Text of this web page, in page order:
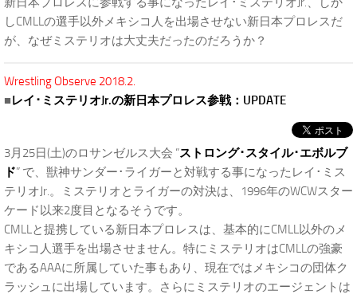
しCMLLの選手以外メキシコ人を出場させない新日本プロレスだ
が、なぜミステリオは大丈夫だったのだろうか？
Wrestling Observe 2018.2.
■レイ･ミステリオJr.の新日本プロレス参戦：UPDATE
3月25日(土)のロサンゼルス大会 “ストロング･スタイル･エボルブ
ド” で、獣神サンダー･ライガーと対戦する事になったレイ･ミス
テリオJr.。ミステリオとライガーの対決は、1996年のWCWスター
ケード以来2度目となるそうです。
CMLLと提携している新日本プロレスは、基本的にCMLL以外のメ
キシコ人選手を出場させません。特にミステリオはCMLLの強豪
であるAAAに所属していた事もあり、現在ではメキシコの団体ク
ラッシュに出場しています。さらにミステリオのエージェントは